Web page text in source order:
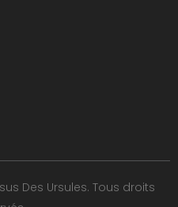
Des Ursules. Tous droits